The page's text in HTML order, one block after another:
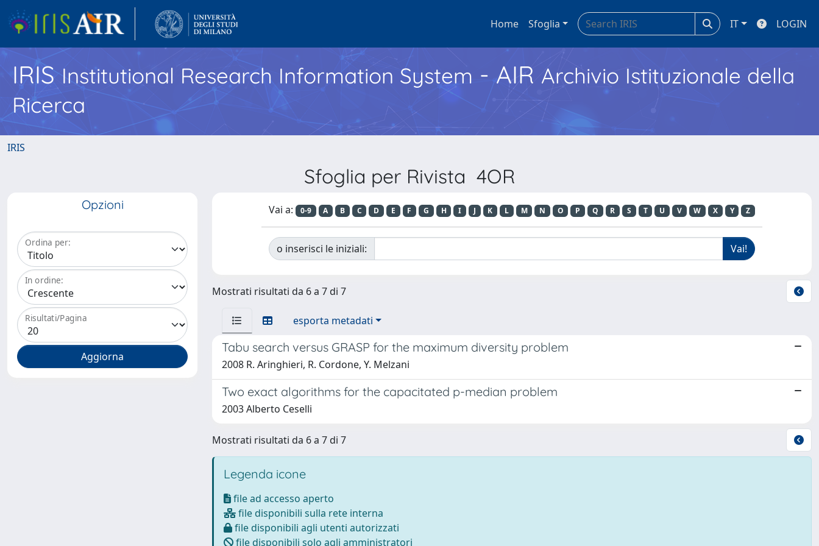
Home Sfoglia IT LOGIN
IRISInstitutional Research Information System - AIR Archivio Istituzionale della
Ricerca
IRIS
Sfoglia per Rivista 4OR
Opzioni
Ordina per:
In ordine:
Risultati/Pagina
Vai a: 0-9 A B C D E F G H I J K L M N O P Q R S T U V W X Y Z
o inserisci le iniziali:
Mostrati risultati da 6 a 7 di 7
esporta metadati
Tabu search versus GRASP for the maximum diversity problem
2008 R. Aringhieri, R. Cordone, Y. Melzani
Two exact algorithms for the capacitated p-median problem
2003 Alberto Ceselli
Mostrati risultati da 6 a 7 di 7
Legenda icone
file ad accesso aperto
file disponibili sulla rete interna
file disponibili agli utenti autorizzati
file disponibili solo agli amministratori